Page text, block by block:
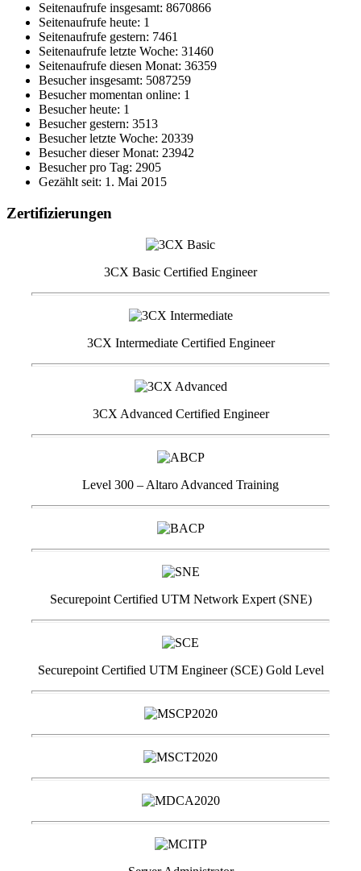
Seitenaufrufe insgesamt: 8670866
Seitenaufrufe heute: 1
Seitenaufrufe gestern: 7461
Seitenaufrufe letzte Woche: 31460
Seitenaufrufe diesen Monat: 36359
Besucher insgesamt: 5087259
Besucher momentan online: 1
Besucher heute: 1
Besucher gestern: 3513
Besucher letzte Woche: 20339
Besucher dieser Monat: 23942
Besucher pro Tag: 2905
Gezählt seit: 1. Mai 2015
Zertifizierungen
3CX Basic Certified Engineer
3CX Intermediate Certified Engineer
3CX Advanced Certified Engineer
Level 300 – Altaro Advanced Training
Securepoint Certified UTM Network Expert (SNE)
Securepoint Certified UTM Engineer (SCE) Gold Level